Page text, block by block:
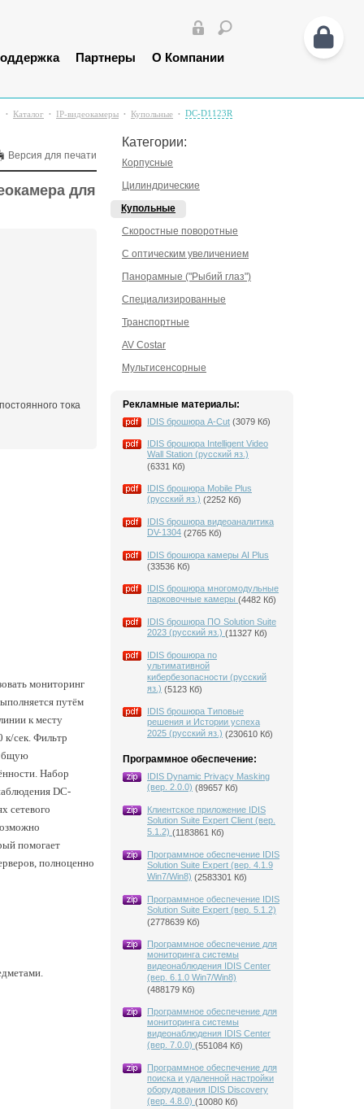
Партнеры О Компании
Каталог IP-видеокамеры Купольные DC-D1123R
Категории:
Корпусные
Цилиндрические
Купольные
Скоростные поворотные
С оптическим увеличением
Панорамные ("Рыбий глаз")
Специализированные
Транспортные
AV Costar
Мультисенсорные
Рекламные материалы:
IDIS брошюра A-Cut (3079 Кб)
IDIS брошюра Intelligent Video
Wall Station (русский яз.)
(6331 Кб)
IDIS брошюра Mobile Plus
(русский яз.) (2252 Кб)
IDIS брошюра видеоаналитика
DV-1304 (2765 Кб)
IDIS брошюра камеры AI Plus
(33536 Кб)
IDIS брошюра многомодульные
парковочные камеры (4482 Кб)
IDIS брошюра ПО Solution Suite
2023 (русский яз.) (11327 Кб)
IDIS брошюра по
ультимативной
кибербезопасности (русский
яз.) (5123 Кб)
IDIS брошюра Типовые
решения и Истории успеха
2025 (русский яз.) (230610 Кб)
Программное обеспечение:
IDIS Dynamic Privacy Masking
(вер. 2.0.0) (89657 Кб)
Клиентское приложение IDIS
Solution Suite Expert Client (вер.
5.1.2) (1183861 Кб)
Программное обеспечение IDIS
Solution Suite Expert (вер. 4.1.9
Win7/Win8) (2583301 Кб)
Программное обеспечение IDIS
Solution Suite Expert (вер. 5.1.2)
(2778639 Кб)
Программное обеспечение для
мониторинга системы
видеонаблюдения IDIS Center
(вер. 6.1.0 Win7/Win8)
(488179 Кб)
Программное обеспечение для
мониторинга системы
видеонаблюдения IDIS Center
(вер. 7.0.0) (551084 Кб)
Программное обеспечение для
поиска и удаленной настройки
оборудования IDIS Discovery
(вер. 4.8.0) (10080 Кб)
Версия для печати
для
тока
мониторинг
путём
к месту
к/сек. Фильтр
Набор
DC-
сетевого
помогает
полноценно